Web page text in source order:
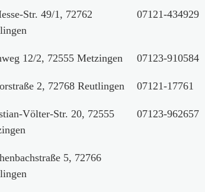
Str. 49/1, 72762
07121-434929
12/2, 72555 Metzingen 07123-910584
2, 72768 Reutlingen 07121-17761
Völter-Str. 20, 72555
07123-962657
5, 72766